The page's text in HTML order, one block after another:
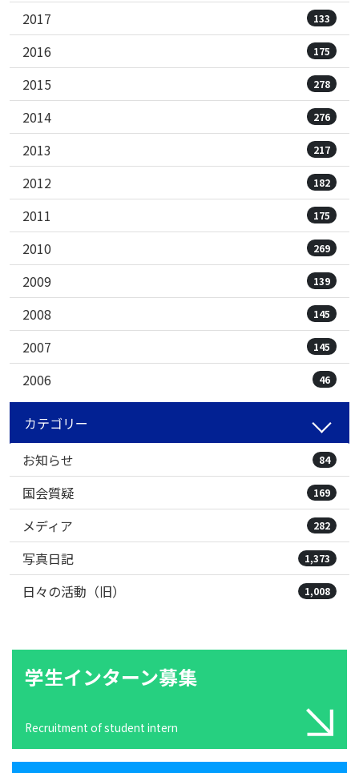
2017 133
2016 175
2015 278
2014 276
2013 217
2012 182
2011 175
2010 269
2009 139
2008 145
2007 145
2006 46
カテゴリー
お知らせ
84
国会質疑 169
メディア 282
写真日記 1,373
日々の活動（旧） 1,008
学生インターン募集
Recruitment of student intern